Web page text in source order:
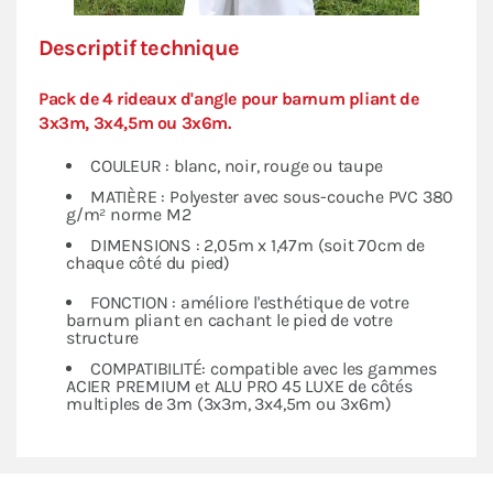
Descriptif technique
Pack de 4 rideaux d'angle pour barnum pliant de
3x3m, 3x4,5m ou 3x6m.
COULEUR : blanc, noir, rouge ou taupe
MATIÈRE : Polyester avec sous-couche PVC 380
g/m² norme M2
DIMENSIONS : 2,05m x 1,47m (soit 70cm de
chaque côté du pied)
FONCTION : améliore l'esthétique de votre
barnum pliant en cachant le pied de votre
structure
COMPATIBILITÉ: compatible avec les gammes
ACIER PREMIUM et ALU PRO 45 LUXE de côtés
multiples de 3m (3x3m, 3x4,5m ou 3x6m)